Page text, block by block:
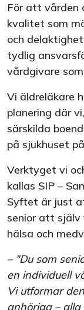
För att vården
kvalitet som
och
tydlig
vårdgivare
Vi äldreläkare
planering där
särskilda
på sjukhuset
Verktyget vi
kallas SIP –
Syftet är just
senior att själv
hälsa och
– "Du som
en individuell
Vi utformar
anhöriga – alla